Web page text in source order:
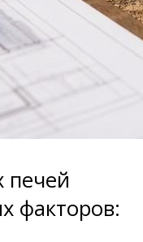
печей
факторов: